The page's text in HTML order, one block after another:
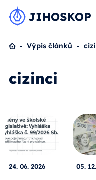
Domů
Výpis článků
cizinci
24. 06. 2026 05.